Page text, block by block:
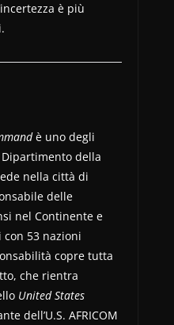
è più
è uno degli
della
nella città di
delle
nel Continente e
53 nazioni
copre tutta
che rientra
United States
dell’U.S. AFRICOM